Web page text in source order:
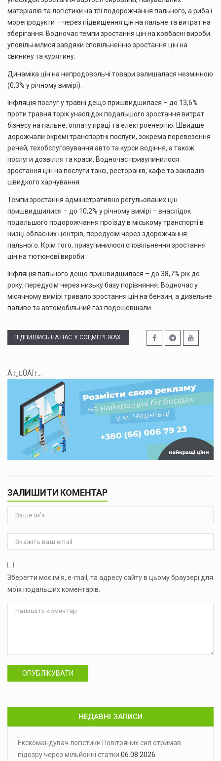
матеріалів та логістики на тлі подорожчання пального, а риба і
морепродукти – через підвищення цін на пальне та витрат на
зберігання. Водночас темпи зростання цін на ковбасні вироби
уповільнилися завдяки сповільненню зростання цін на
свинину та курятину.
Динаміка цін на непродовольчі товари залишалася незмінною
(0,3% у річному вимірі).
Інфляція послуг у травні дещо пришвидшилася – до 13,6%
проти травня торік унаслідок подальшого зростання витрат
бізнесу на пальне, оплату праці та електроенергію. Швидше
дорожчали окремі транспортні послуги, зокрема перевезення
речей, техобслуговування авто та курси водіння, а також
послуги дозвілля та краси. Водночас призупинилося
зростання цін на послуги таксі, ресторанів, кафе та закладів
швидкого харчування.
Темпи зростання адміністративно регульованих цін
пришвидшилися – до 10,2% у річному вимірі – внаслідок
подальшого подорожчання проїзду в міському транспорті в
низці обласних центрів, передусім через здорожчання
пального. Крім того, призупинилося сповільнення зростання
цін на тютюнові вироби.
Інфляція пального дещо пришвидшилася – до 38,7% рік до
року, передусім через низьку базу порівняння. Водночас у
місячному вимірі тривало зростання цін на бензин, а дизельне
паливо та автомобільний газ подешевшали.
ПІДПИШИСЬ НА НАС У СОЦМЕРЕЖАХ:
Á‡„ÛÁÍ‡...
ЗАЛИШИТИ КОМЕНТАР
Зберегти моє ім'я, e-mail, та адресу сайту в цьому браузері для
моїх подальших коментарів.
ОПУБЛІКУВАТИ
НЕДАВНІ ЗАПИСИ
Екскомандувач логістики Повітряних сил отримав
підозру через мільйонні статки 06.08.2026